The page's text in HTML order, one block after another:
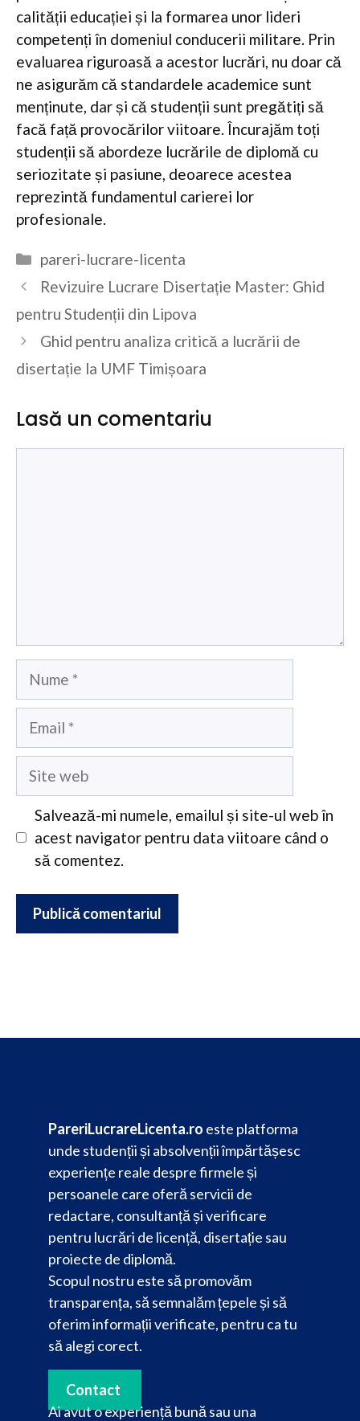
calității educației și la formarea unor lideri
competenți în domeniul conducerii militare. Prin
evaluarea riguroasă a acestor lucrări, nu doar că
ne asigurăm că standardele academice sunt
menținute, dar și că studenții sunt pregătiți să
facă față provocărilor viitoare. Încurajăm toți
studenții să abordeze lucrările de diplomă cu
seriozitate și pasiune, deoarece acestea
reprezintă fundamentul carierei lor
profesionale.
Categorii
pareri-lucrare-licenta
Revizuire Lucrare Disertație Master: Ghid
pentru Studenții din Lipova
Ghid pentru analiza critică a lucrării de
disertație la UMF Timișoara
Lasă un comentariu
web
Salvează-mi numele, emailul și site-ul web în
acest navigator pentru data viitoare când o
să comentez.
PareriLucrareLicenta.ro este platforma
unde studenții și absolvenții împărtășesc
experiențe reale despre firmele și
persoanele care oferă servicii de
redactare, consultanță și verificare
pentru lucrări de licență, disertație sau
proiecte de diplomă.
Scopul nostru este să promovăm
transparența, să semnalăm țepele și să
oferim informații verificate, pentru ca tu
să alegi corect.
Contact
Ai avut o experiență bună sau una